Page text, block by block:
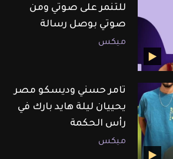
للتنمر على صوتي ومن
صوتي بوصل رسالة
ميكس
تامر حسني وديسكو مصر
يحييان ليلة هايد بارك في
رأس الحكمة
ميكس